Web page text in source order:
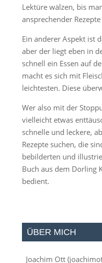
Lektüre wälzen, bis
ansprechender
Ein anderer Aspekt ist
aber der liegt eben in
schnell ein Essen auf
macht es sich mit
leichtesten. Diese
Wer also mit der
vielleicht etwas
schnelle und leckere,
Rezepte suchen, die
bebilderten und
Buch aus dem Dorling
bedient.
ÜBER MICH
Joachim Ott (